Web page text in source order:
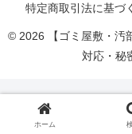
特定商取引法に基づ
© 2026 【ゴミ屋敷・汚
対応・秘
ホーム